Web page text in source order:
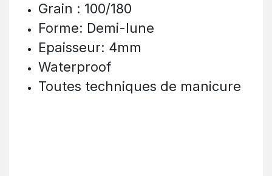
Grain : 100/180
Forme: Demi-lune
Epaisseur: 4mm
Waterproof
Toutes techniques de manicure